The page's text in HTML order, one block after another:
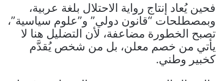
فحين يُعاد إنتاج رواية الاحتلال بلغة عربية،
وبمصطلحات “قانون دولي” و”علوم سياسية”،
تصبح الخطورة مضاعفة، لأن التضليل هنا لا
يأتي من خصم معلن، بل من شخص يُقدَّم
كخبير وطني.